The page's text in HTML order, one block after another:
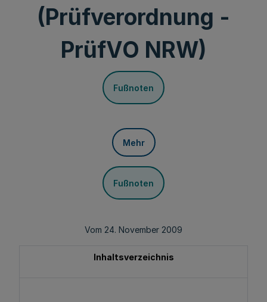
(Prüfverordnung -
PrüfVO NRW)
Fußnoten
Mehr
Fußnoten
Vom 24. November 2009
Inhaltsverzeichnis